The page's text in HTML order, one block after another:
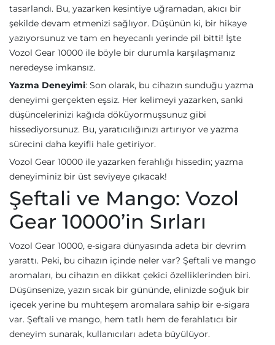
tasarlandı. Bu, yazarken kesintiye uğramadan, akıcı bir
şekilde devam etmenizi sağlıyor. Düşünün ki, bir hikaye
yazıyorsunuz ve tam en heyecanlı yerinde pil bitti! İşte
Vozol Gear 10000 ile böyle bir durumla karşılaşmanız
neredeyse imkansız.
Yazma Deneyimi: Son olarak, bu cihazın sunduğu yazma
deneyimi gerçekten eşsiz. Her kelimeyi yazarken, sanki
düşüncelerinizi kağıda döküyormuşsunuz gibi
hissediyorsunuz. Bu, yaratıcılığınızı artırıyor ve yazma
sürecini daha keyifli hale getiriyor.
Vozol Gear 10000 ile yazarken ferahlığı hissedin; yazma
deneyiminiz bir üst seviyeye çıkacak!
Şeftali ve Mango: Vozol
Gear 10000’in Sırları
Vozol Gear 10000, e-sigara dünyasında adeta bir devrim
yarattı. Peki, bu cihazın içinde neler var? Şeftali ve mango
aromaları, bu cihazın en dikkat çekici özelliklerinden biri.
Düşünsenize, yazın sıcak bir gününde, elinizde soğuk bir
içecek yerine bu muhteşem aromalara sahip bir e-sigara
var. Şeftali ve mango, hem tatlı hem de ferahlatıcı bir
deneyim sunarak, kullanıcıları adeta büyülüyor.